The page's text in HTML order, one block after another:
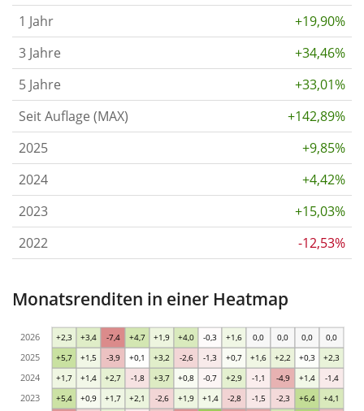
1 Jahr
+19,90%
3 Jahre
+34,46%
5 Jahre
+33,01%
Seit Auflage (MAX)
+142,89%
2025
+9,85%
2024
+4,42%
2023
+15,03%
2022
-12,53%
Monatsrenditen in einer Heatmap
+5,4 +0,9 +1,7 +2,1 -2,6 +1,9 +1,4 -2,8 -1,5 -2,3 +6,4 +4,1
+1,7 +1,4 +2,7 -1,8 +3,7 +0,8 -0,7 +2,9 -1,1 -4,9 +1,4 -1,4
+5,7 +1,5 -3,9 +0,1 +3,2 -2,6 -1,3 +0,7 +1,6 +2,2 +0,3 +2,3
+2,3 +3,4 -7,4 +4,7 +1,9 +4,0 -0,3 +1,6 0,0 0,0 0,0 0,0
2023
2024
2025
2026